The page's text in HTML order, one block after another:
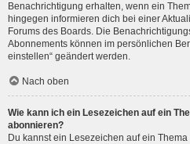
Benachrichtigung erhalten, wenn ein
hingegen informieren dich bei einer
Forums des Boards. Die
Abonnements können im persönlichen
einstellen“ geändert werden.
Nach oben
Wie kann ich ein Lesezeichen auf ein
abonnieren?
Du kannst ein Lesezeichen auf ein